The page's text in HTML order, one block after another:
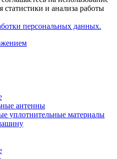
статистики и анализа работы
персональных данных.
антенны
уплотнительные материалы